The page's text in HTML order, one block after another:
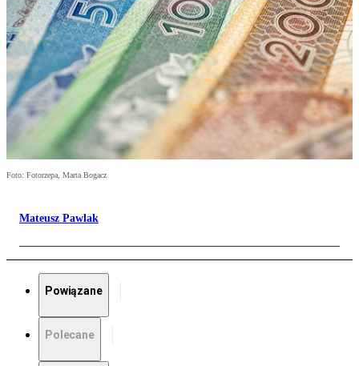
Foto: Fotorzepa, Marta Bogacz
Mateusz Pawlak
Powiązane
Polecane